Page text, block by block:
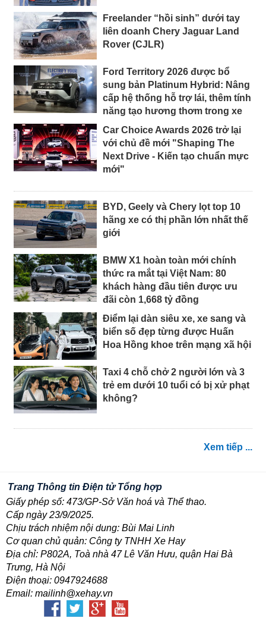
Freelander “hồi sinh” dưới tay
liên doanh Chery Jaguar Land
Rover (CJLR)
Ford Territory 2026 được bổ
sung bản Platinum Hybrid: Nâng
cấp hệ thống hỗ trợ lái, thêm tính
năng tạo hương thơm trong xe
Car Choice Awards 2026 trở lại
với chủ đề mới "Shaping The
Next Drive - Kiến tạo chuẩn mực
mới"
BYD, Geely và Chery lọt top 10
hãng xe có thị phần lớn nhất thế
giới
BMW X1 hoàn toàn mới chính
thức ra mắt tại Việt Nam: 80
khách hàng đầu tiên được ưu
đãi còn 1,668 tỷ đồng
Điểm lại dàn siêu xe, xe sang và
biển số đẹp từng được Huấn
Hoa Hồng khoe trên mạng xã hội
Taxi 4 chỗ chở 2 người lớn và 3
trẻ em dưới 10 tuổi có bị xử phạt
không?
Xem tiếp ...
Trang Thông tin Điện tử Tổng hợp
Giấy phép số: 473/GP-Sở Văn hoá và Thể thao.
Cấp ngày 23/9/2025.
Chịu trách nhiệm nội dung: Bùi Mai Linh
Cơ quan chủ quản: Công ty TNHH Xe Hay
Địa chỉ: P802A, Toà nhà 47 Lê Văn Hưu, quận Hai Bà
Trưng, Hà Nội
Điện thoại: 0947924688
Email: mailinh@xehay.vn